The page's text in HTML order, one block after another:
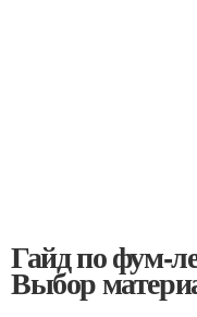
Гайд по фум-
Выбор